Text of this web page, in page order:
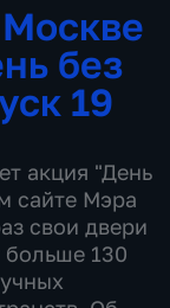
без
19
акция "День
сайте Мэра
свои двери
больше 130